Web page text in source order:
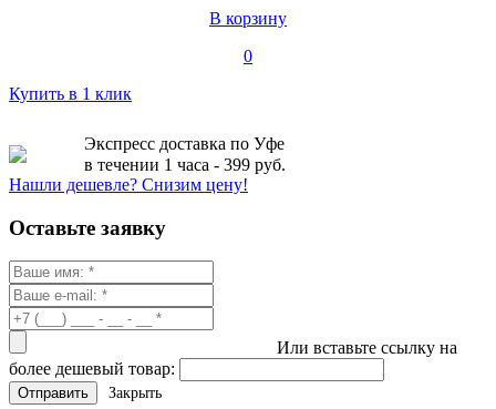
В корзину
0
Купить в 1 клик
Экспресс доставка по Уфе
в течении 1 часа - 399 руб.
Нашли дешевле? Снизим цену!
Оставьте заявку
Или вставьте ссылку на
более дешевый товар:
Закрыть